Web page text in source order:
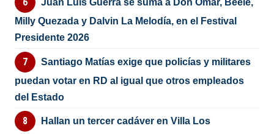
Juan Luis Guerra se suma a Don Omar, Beéle,
Milly Quezada y Dalvin La Melodía, en el Festival
Presidente 2026
Santiago Matías exige que policías y militares
puedan votar en RD al igual que otros empleados
del Estado
Hallan un tercer cadáver en Villa Los